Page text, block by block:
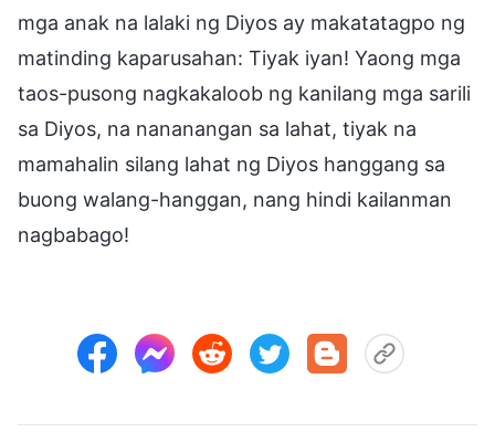
mga anak na lalaki ng Diyos ay makatatagpo ng
matinding kaparusahan: Tiyak iyan! Yaong mga
taos-pusong nagkakaloob ng kanilang mga sarili
sa Diyos, na nananangan sa lahat, tiyak na
mamahalin silang lahat ng Diyos hanggang sa
buong walang-hanggan, nang hindi kailanman
nagbabago!